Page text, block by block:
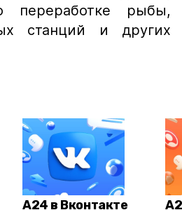
переработке рыбы,
станций и других
А24 в Вконтакте